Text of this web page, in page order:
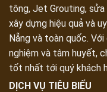
tông, Jet Grouting,
xây dựng hiệu quả và
Nẵng và toàn quốc.
nghiệm và tâm huyết,
tốt nhất tới quý khách
DỊCH VỤ TIÊU BIỂU